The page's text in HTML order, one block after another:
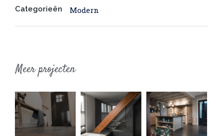
Categorieën Modern
Meer projecten